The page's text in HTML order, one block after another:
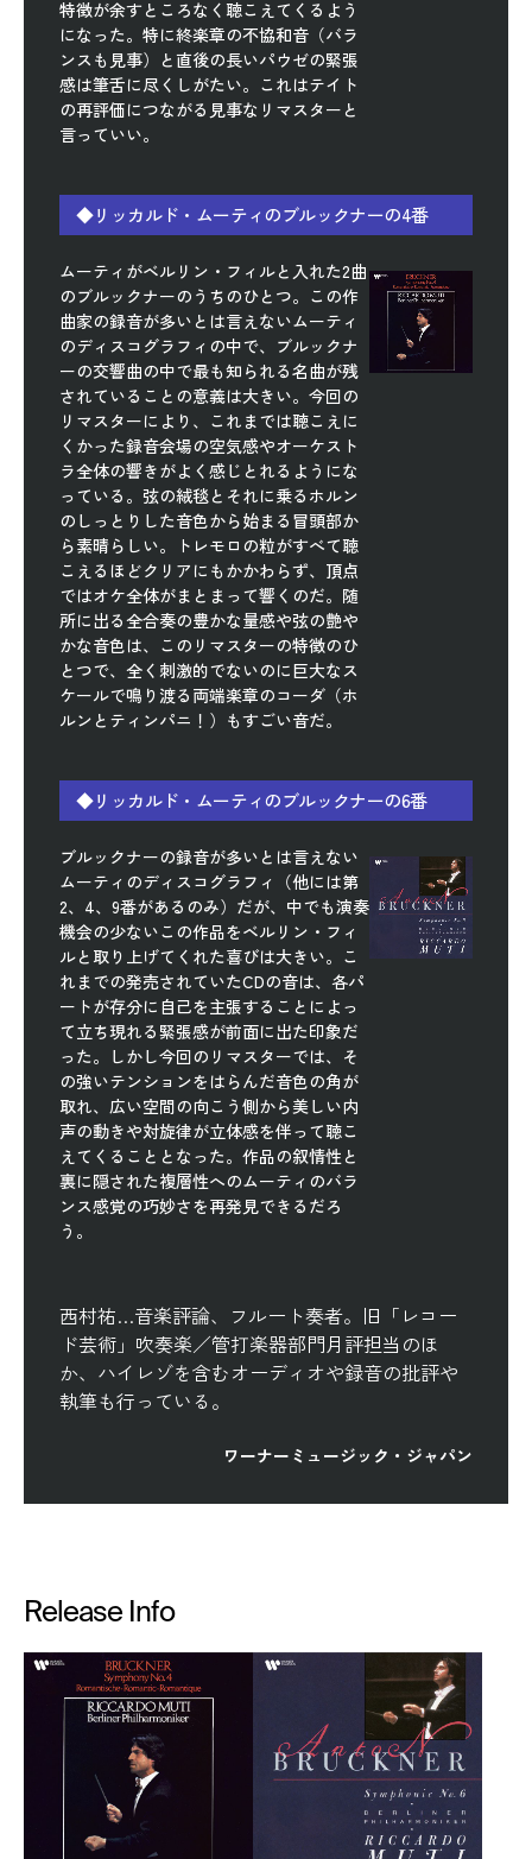
特徴が余すところなく聴こえてくるよう
になった。特に終楽章の不協和音（バラ
ンスも見事）と直後の長いパウゼの緊張
感は筆舌に尽くしがたい。これはテイト
の再評価につながる見事なリマスターと
言っていい。
◆リッカルド・ムーティのブルックナーの4番
ムーティがベルリン・フィルと入れた2曲
のブルックナーのうちのひとつ。この作
曲家の録音が多いとは言えないムーティ
のディスコグラフィの中で、ブルックナ
ーの交響曲の中で最も知られる名曲が残
されていることの意義は大きい。今回の
リマスターにより、これまでは聴こえに
くかった録音会場の空気感やオーケスト
ラ全体の響きがよく感じとれるようにな
っている。弦の絨毯とそれに乗るホルン
のしっとりした音色から始まる冒頭部か
ら素晴らしい。トレモロの粒がすべて聴
こえるほどクリアにもかかわらず、頂点
ではオケ全体がまとまって響くのだ。随
所に出る全合奏の豊かな量感や弦の艶や
かな音色は、このリマスターの特徴のひ
とつで、全く刺激的でないのに巨大なス
ケールで鳴り渡る両端楽章のコーダ（ホ
ルンとティンパニ！）もすごい音だ。
◆リッカルド・ムーティのブルックナーの6番
ブルックナーの録音が多いとは言えない
ムーティのディスコグラフィ（他には第
2、4、9番があるのみ）だが、中でも演奏
機会の少ないこの作品をベルリン・フィ
ルと取り上げてくれた喜びは大きい。こ
れまでの発売されていたCDの音は、各パ
ートが存分に自己を主張することによっ
て立ち現れる緊張感が前面に出た印象だ
った。しかし今回のリマスターでは、そ
の強いテンションをはらんだ音色の角が
取れ、広い空間の向こう側から美しい内
声の動きや対旋律が立体感を伴って聴こ
えてくることとなった。作品の叙情性と
裏に隠された複層性へのムーティのバラ
ンス感覚の巧妙さを再発見できるだろ
う。
西村祐…音楽評論、フルート奏者。旧「レコー
ド芸術」吹奏楽／管打楽器部門月評担当のほ
か、ハイレゾを含むオーディオや録音の批評や
執筆も行っている。
ワーナーミュージック・ジャパン
Release Info